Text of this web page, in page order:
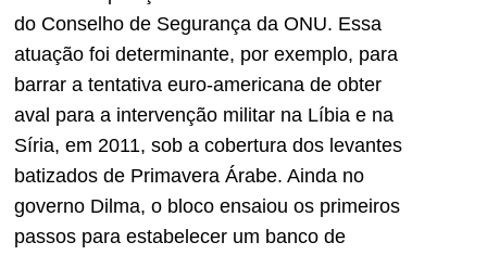
do Conselho de Segurança da ONU. Essa
atuação foi determinante, por exemplo, para
barrar a tentativa euro-americana de obter
aval para a intervenção militar na Líbia e na
Síria, em 2011, sob a cobertura dos levantes
batizados de Primavera Árabe. Ainda no
governo Dilma, o bloco ensaiou os primeiros
passos para estabelecer um banco de